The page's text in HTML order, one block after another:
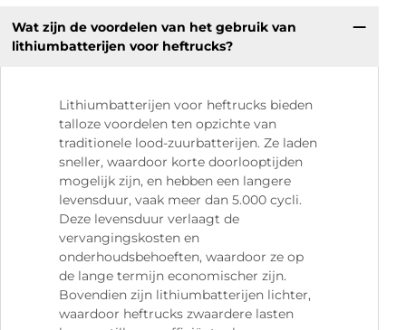
Wat zijn de voordelen van het gebruik van
lithiumbatterijen voor heftrucks?
Lithiumbatterijen voor heftrucks bieden
talloze voordelen ten opzichte van
traditionele lood-zuurbatterijen. Ze laden
sneller, waardoor korte doorlooptijden
mogelijk zijn, en hebben een langere
levensduur, vaak meer dan 5.000 cycli.
Deze levensduur verlaagt de
vervangingskosten en
onderhoudsbehoeften, waardoor ze op
de lange termijn economischer zijn.
Bovendien zijn lithiumbatterijen lichter,
waardoor heftrucks zwaardere lasten